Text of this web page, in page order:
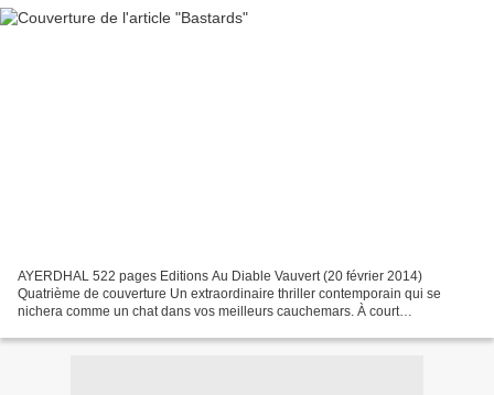
AYERDHAL 522 pages Editions Au Diable Vauvert (20 février 2014)
Quatrième de couverture Un extraordinaire thriller contemporain qui se
nichera comme un chat dans vos meilleurs cauchemars. À court